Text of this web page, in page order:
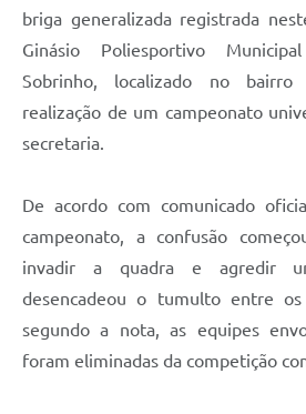
briga generalizada registrada
Ginásio Poliesportivo
Sobrinho, localizado no
realização de um campeonato
secretaria.
De acordo com comunicado
campeonato, a confusão
invadir a quadra e agredir
desencadeou o tumulto entre
segundo a nota, as equipes
foram eliminadas da competição